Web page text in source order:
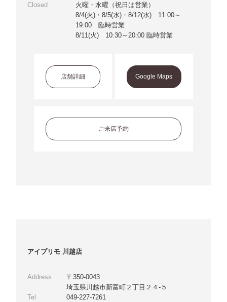
Closed
火曜・水曜（祝日は営業）
8/4(火)・8/5(水)・8/12(水) 11:00～
19:00 臨時営業
8/11(火) 10:30～20:00 臨時営業
店舗詳細 Google Maps
ご来店予約
アイプリモ 川越店
Address
〒350-0043
埼玉県川越市新富町２丁目２４-５
Tel
049-227-7261